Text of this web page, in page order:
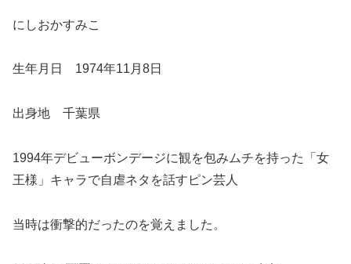
にしおかすみこ
生年月日 1974年11月8日
出身地 千葉県
1994年デビューボンデージに観を包みムチを持った「女
王様」キャラで自虐ネタを話すピン芸人
当時は衝撃的だったのを覚えました。